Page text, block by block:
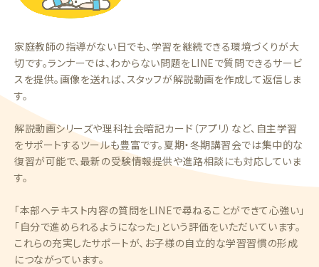
家庭教師の指導がない日でも、学習を継続できる環境づくりが大
切です。ランナーでは、わからない問題をLINEで質問できるサービ
スを提供。画像を送れば、スタッフが解説動画を作成して返信しま
す。
解説動画シリーズや理科社会暗記カード（アプリ）など、自主学習
をサポートするツールも豊富です。夏期・冬期講習会では集中的な
復習が可能で、最新の受験情報提供や進路相談にも対応していま
す。
「本部へテキスト内容の質問をLINEで尋ねることができて心強い」
「自分で進められるようになった」という評価をいただいています。
これらの充実したサポートが、お子様の自立的な学習習慣の形成
につながっています。